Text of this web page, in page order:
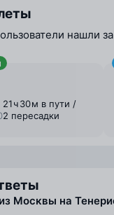
нашли
21 ⁠ч 30 ⁠м в пути /
2 пересадки
Москвы на